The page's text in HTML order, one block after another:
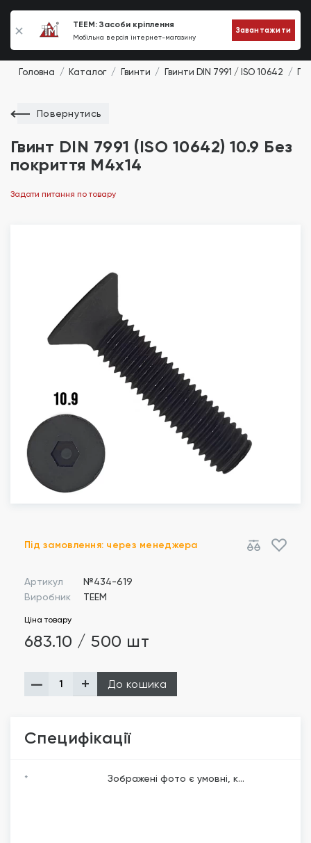
TEEM: Засоби кріплення
Мобільна версія інтернет-магазину
Завантажити
0
Головна Каталог Гвинти Гвинти DIN 7991 / ISO 10642
Повернутись
Гвинт DIN 7991 (ISO 10642) 10.9 Без
покриття М4х14
Задати питання по товару
Специфікації
* Зображені фото є умовні, к...
Під замовлення: через менеджера
Артикул
№434-619
Виробник
TEEM
Ціна товару
683.10 / 500 шт
До кошика